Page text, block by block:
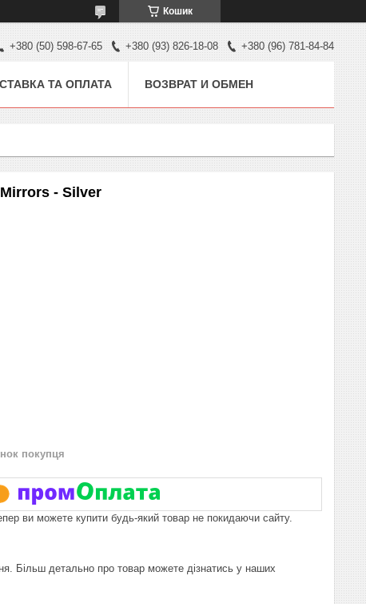
Кошик
+380 (50) 598-67-65 +380 (93) 826-18-08 +380 (96) 781-84-84
ТА ОПЛАТА ВОЗВРАТ И ОБМЕН
- Silver
покупця
ви можете купити будь-який товар не покидаючи сайту.
Більш детально про товар можете дізнатись у наших